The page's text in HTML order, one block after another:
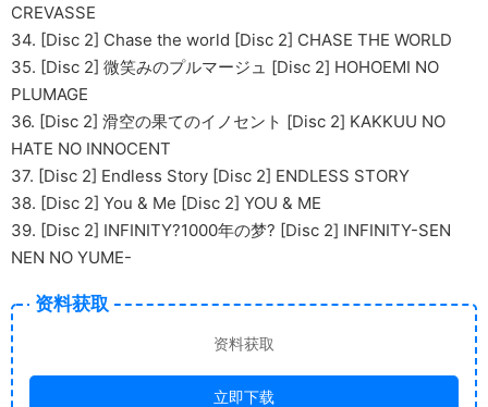
CREVASSE
34. [Disc 2] Chase the world [Disc 2] CHASE THE WORLD
35. [Disc 2] 微笑みのプルマージュ [Disc 2] HOHOEMI NO
PLUMAGE
36. [Disc 2] 滑空の果てのイノセント [Disc 2] KAKKUU NO
HATE NO INNOCENT
37. [Disc 2] Endless Story [Disc 2] ENDLESS STORY
38. [Disc 2] You & Me [Disc 2] YOU & ME
39. [Disc 2] INFINITY?1000年の梦? [Disc 2] INFINITY-SEN
NEN NO YUME-
资料获取
资料获取
立即下载